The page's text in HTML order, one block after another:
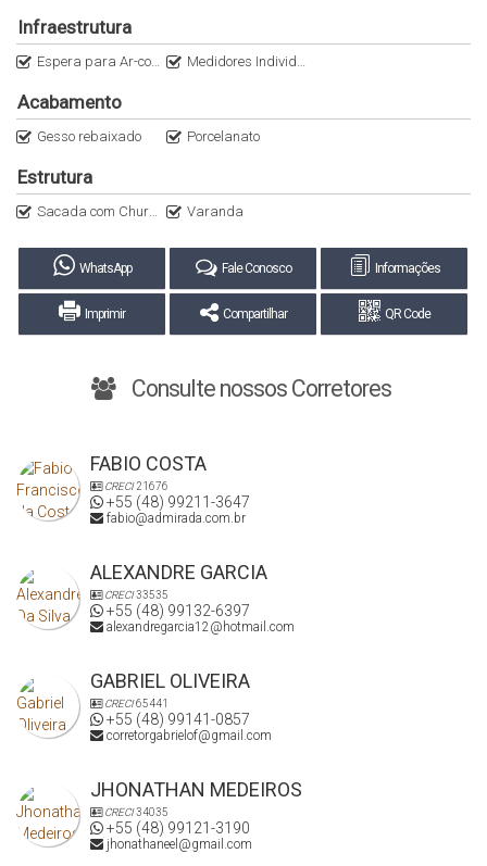
Infraestrutura
Espera para Ar-condicionado Split Medidores Individuais
Acabamento
Gesso rebaixado Porcelanato
Estrutura
Sacada com Churrasqueira a Carvão Varanda
WhatsApp Fale Conosco Informações
Imprimir Compartilhar QR Code
Consulte nossos Corretores
FABIO COSTA
CRECI21676
+55 (48) 99211-3647
fabio@admirada.com.br
ALEXANDRE GARCIA
CRECI33535
+55 (48) 99132-6397
alexandregarcia12@hotmail.com
GABRIEL OLIVEIRA
CRECI65441
+55 (48) 99141-0857
corretorgabrielof@gmail.com
JHONATHAN MEDEIROS
CRECI34035
+55 (48) 99121-3190
jhonathaneel@gmail.com